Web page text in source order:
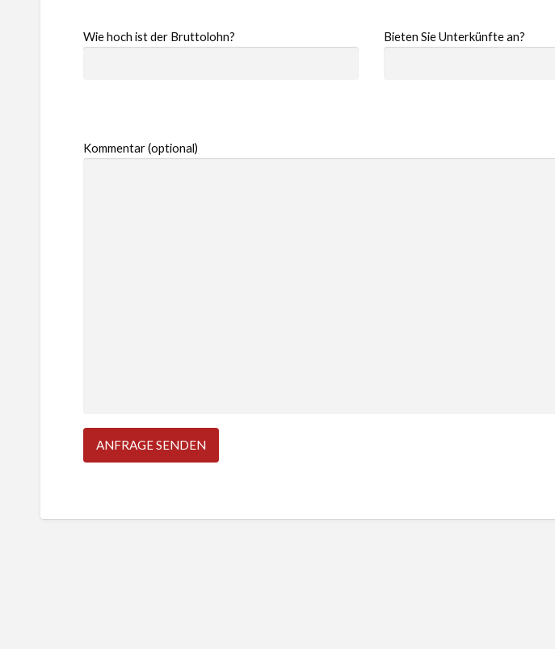
Wie hoch ist der Bruttolohn? Bieten Sie Unterkünfte an?
Kommentar (optional)